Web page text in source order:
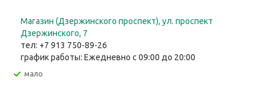
Магазин (Дзержинского проспект), ул. проспект
Дзержинского, 7
тел: +7 913 750-89-26
график работы: Ежедневно с 09:00 до 20:00
Мало